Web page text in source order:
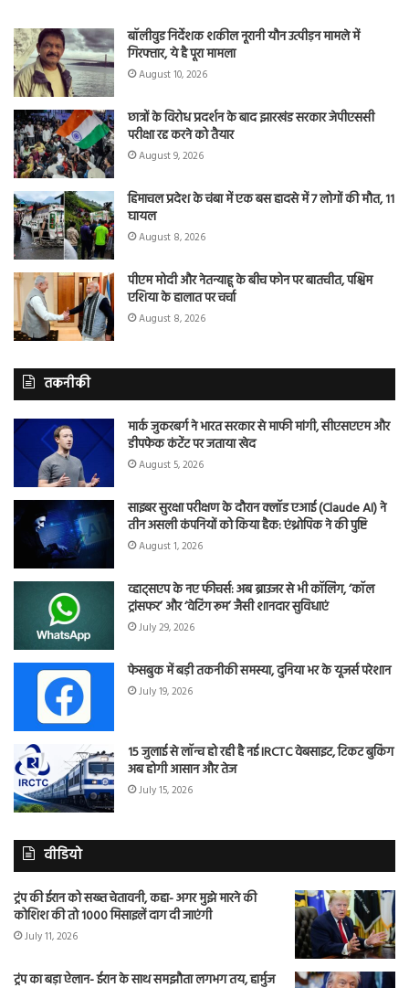
बॉलीवुड निर्देशक शकील नूरानी यौन उत्पीड़न मामले में
गिरफ्तार, ये है पूरा मामला
August 10, 2026
छात्रों के विरोध प्रदर्शन के बाद झारखंड सरकार जेपीएससी
परीक्षा रद्द करने को तैयार
August 9, 2026
हिमाचल प्रदेश के चंबा में एक बस हादसे में 7 लोगों की मौत, 11
घायल
August 8, 2026
पीएम मोदी और नेतन्याहू के बीच फोन पर बातचीत, पश्चिम
एशिया के हालात पर चर्चा
August 8, 2026
तकनीकी
मार्क जुकरबर्ग ने भारत सरकार से माफी मांगी, सीएसएएम और
डीपफेक कंटेंट पर जताया खेद
August 5, 2026
साइबर सुरक्षा परीक्षण के दौरान क्लॉड एआई (Claude AI) ने
तीन असली कंपनियों को किया हैक: एंथ्रोपिक ने की पुष्टि
August 1, 2026
व्हाट्सएप के नए फीचर्स: अब ब्राउजर से भी कॉलिंग, ‘कॉल
ट्रांसफर’ और ‘वेटिंग रूम’ जैसी शानदार सुविधाएं
July 29, 2026
फेसबुक में बड़ी तकनीकी समस्या, दुनिया भर के यूजर्स परेशान
July 19, 2026
15 जुलाई से लॉन्च हो रही है नई IRCTC वेबसाइट, टिकट बुकिंग
अब होगी आसान और तेज
July 15, 2026
वीडियो
ट्रंप की ईरान को सख्त चेतावनी, कहा- अगर मुझे मारने की
कोशिश की तो 1000 मिसाइलें दाग दी जाएंगी
July 11, 2026
ट्रंप का बड़ा ऐलान- ईरान के साथ समझौता लगभग तय, हार्मुज